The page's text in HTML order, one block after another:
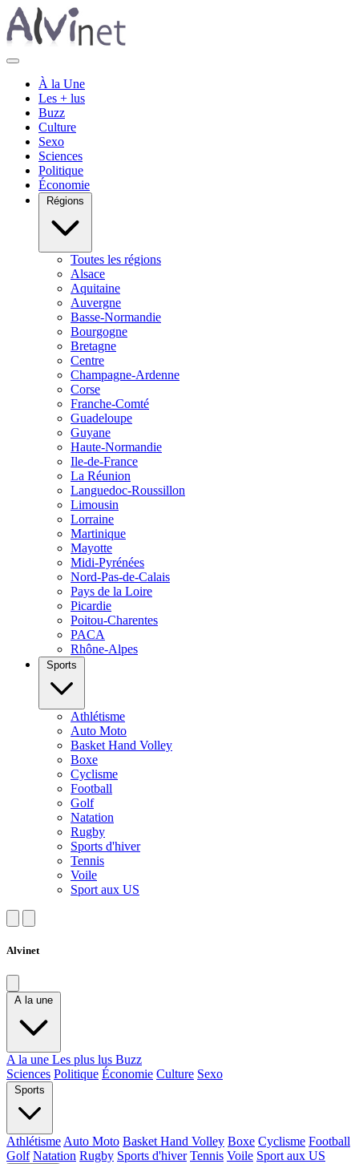
À la Une
Les + lus
Buzz
Culture
Sexo
Sciences
Politique
Économie
Régions
Toutes les régions
Alsace
Aquitaine
Auvergne
Basse-Normandie
Bourgogne
Bretagne
Centre
Champagne-Ardenne
Corse
Franche-Comté
Guadeloupe
Guyane
Haute-Normandie
Ile-de-France
La Réunion
Languedoc-Roussillon
Limousin
Lorraine
Martinique
Mayotte
Midi-Pyrénées
Nord-Pas-de-Calais
Pays de la Loire
Picardie
Poitou-Charentes
PACA
Rhône-Alpes
Sports
Athlétisme
Auto Moto
Basket Hand Volley
Boxe
Cyclisme
Football
Golf
Natation
Rugby
Sports d'hiver
Tennis
Voile
Sport aux US
Alvinet
A la une
A la une Les plus lus Buzz
Sciences Politique Économie Culture Sexo
Sports
Athlétisme Auto Moto Basket Hand Volley Boxe Cyclisme Football
Golf Natation Rugby Sports d'hiver Tennis Voile Sport aux US